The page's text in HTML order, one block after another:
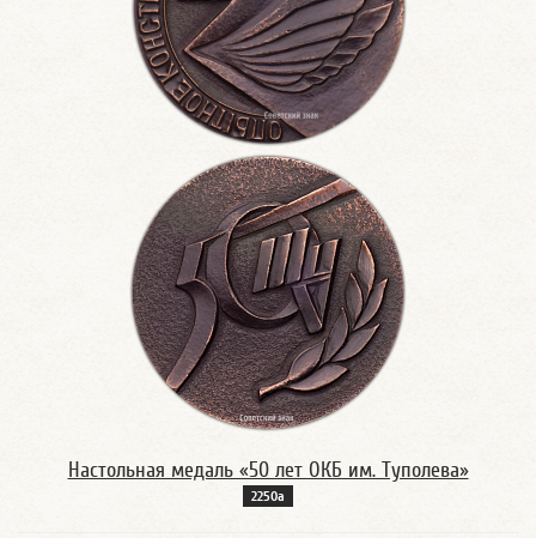
Настольная медаль «50 лет ОКБ им. Туполева»
2250а